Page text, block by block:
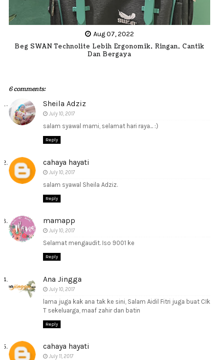
Aug 07, 2022
Beg SWAN Technolite Lebih Ergonomik, Ringan, Cantik
Dan Bergaya
6 comments:
Sheila Adziz
July 10, 2017
salam syawal mami, selamat hari raya... :)
Reply
cahaya hayati
July 10, 2017
salam syawal Sheila Adziz.
Reply
mamapp
July 10, 2017
Selamat mengaudit. Iso 9001 ke
Reply
Ana Jingga
July 10, 2017
lama juga kak ana tak ke sini, Salam Aidil Fitri juga buat CIk
T sekeluarga, maaf zahir dan batin
Reply
cahaya hayati
July 11, 2017